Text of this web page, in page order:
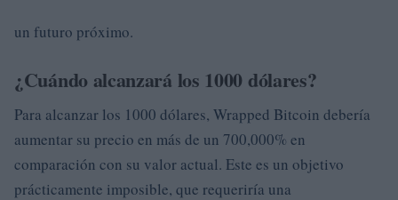
un futuro próximo.
¿Cuándo alcanzará los 1000 dólares?
Para alcanzar los 1000 dólares, Wrapped Bitcoin debería
aumentar su precio en más de un 700,000% en
comparación con su valor actual. Este es un objetivo
prácticamente imposible, que requeriría una